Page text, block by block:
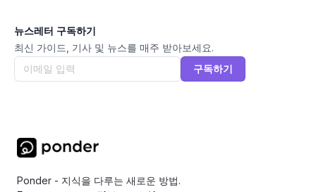
뉴스레터 구독하기
최신 가이드, 기사 및 뉴스를 매주 받아보세요.
구독하기
Ponder - 지식을 다루는 새로운 방법.